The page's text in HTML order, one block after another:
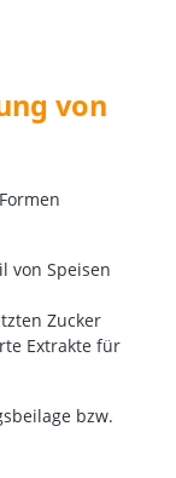
von
von Speisen
Zucker
Extrakte für
bzw.